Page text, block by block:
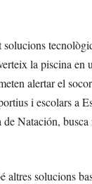
la piscina
alertar el
i escolars a
Natación,
altres solucions